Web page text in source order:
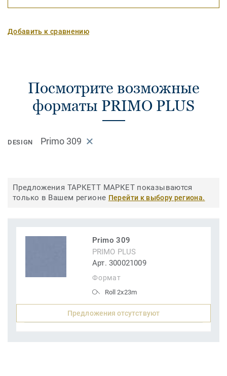
Добавить к сравнению
Посмотрите возможные
форматы PRIMO PLUS
DESIGN Primo 309
Предложения ТАРКЕТТ МАРКЕТ показываются
только в Вашем регионе Перейти к выбору региона.
Primo 309
PRIMO PLUS
Арт. 300021009
Формат
Roll 2x23m
Предложения отсутствуют